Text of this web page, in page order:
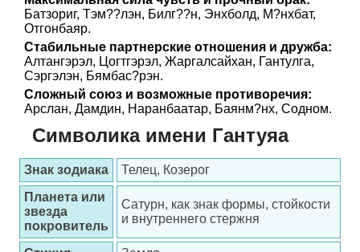
Батзориг, Тэм??лэн, Билг??н, Энхболд, М?нхбат,
Отгонбаяр.
Стабильные партнерские отношения и дружба:
Алтангэрэл, Цогтгэрэл, Жаргалсайхан, Гантулга,
Сэргэлэн, Бямбас?рэн.
Сложный союз и возможные противоречия:
Арслан, Дамдин, Наранбаатар, Баянм?нх, Содном.
Символика имени Гантуяа
Знак зодиака
Телец, Козерог
Планета или
звезда
покровитель
Сатурн, как знак формы, стойкости
и внутреннего стержня